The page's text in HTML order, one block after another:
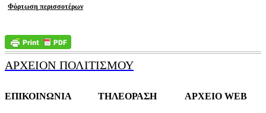
Φόρτωση περισσοτέρων
ΑΡΧΕΙΟΝ ΠΟΛΙΤΙΣΜΟΥ
ΕΠΙΚΟΙΝΩΝΙΑ ΤΗΛΕΟΡΑΣΗ ΑΡΧΕΙΟ WEB